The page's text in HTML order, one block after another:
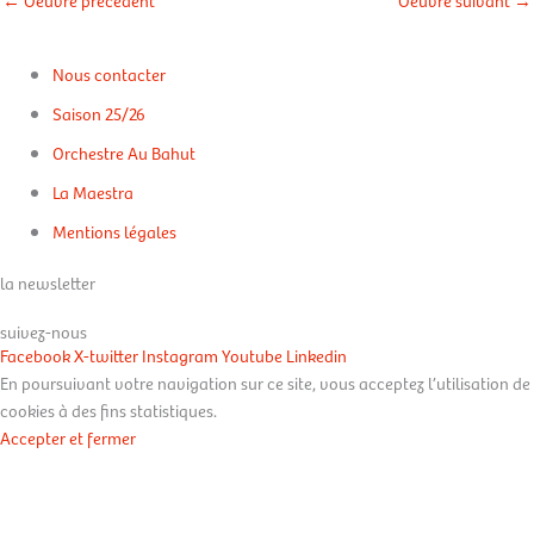
Nous contacter
Saison 25/26
Orchestre Au Bahut
La Maestra
Mentions légales
la newsletter
suivez-nous
FacebookX-twitterInstagramYoutubeLinkedin
En poursuivant votre navigation sur ce site, vous acceptez l’utilisation de
cookies à des fins statistiques.
Accepter et fermer